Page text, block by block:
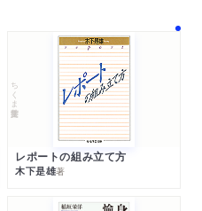
ちくま学芸文庫
レポートの組み立て方
木下是雄著